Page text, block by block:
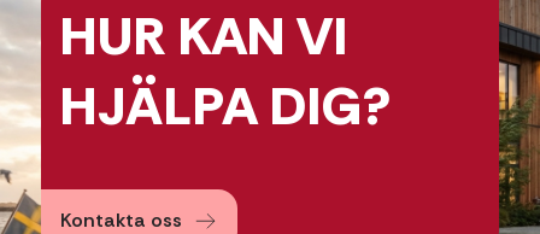
HUR KAN VI
HJÄLPADIG?
Kontakta oss